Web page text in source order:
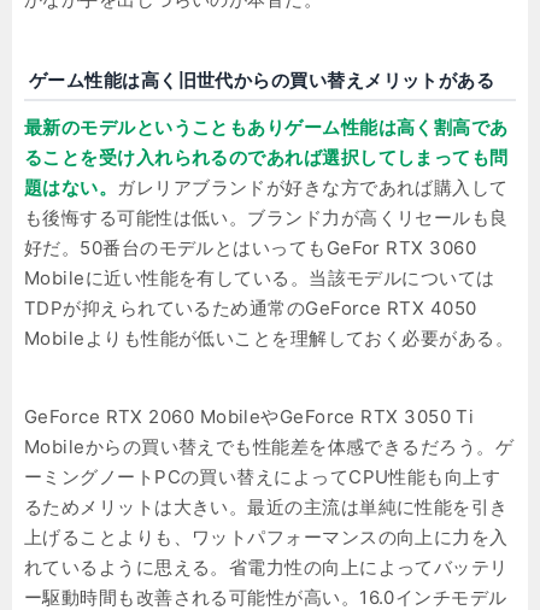
ゲーム性能は高く旧世代からの買い替えメリットがある
最新のモデルということもありゲーム性能は高く割高であ
ることを受け入れられるのであれば選択してしまっても問
題はない。 ガレリアブランドが好きな方であれば購入して
も後悔する可能性は低い。ブランド力が高くリセールも良
好だ。50番台のモデルとはいってもGeFor RTX 3060
Mobileに近い性能を有している。当該モデルについては
TDPが抑えられているため通常のGeForce RTX 4050
Mobileよりも性能が低いことを理解しておく必要がある。
GeForce RTX 2060 MobileやGeForce RTX 3050 Ti
Mobileからの買い替えでも性能差を体感できるだろう。ゲ
ーミングノートPCの買い替えによってCPU性能も向上す
るためメリットは大きい。最近の主流は単純に性能を引き
上げることよりも、ワットパフォーマンスの向上に力を入
れているように思える。省電力性の向上によってバッテリ
ー駆動時間も改善される可能性が高い。16.0インチモデル